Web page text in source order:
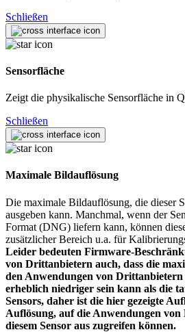
Schließen
Sensorfläche
Zeigt die physikalische Sensorfläche in
Schließen
Maximale Bildauflösung
Die maximale Bildauflösung, die dieser
ausgeben kann. Manchmal, wenn der
Format (DNG) liefern kann, können
zusätzlicher Bereich u.a. für
Leider bedeuten Firmware-
von Drittanbietern auch, dass die
den Anwendungen von
erheblich niedriger sein kann als die
Sensors, daher ist die hier gezeigte
Auflösung, auf die Anwendungen
diesem Sensor aus zugreifen können.